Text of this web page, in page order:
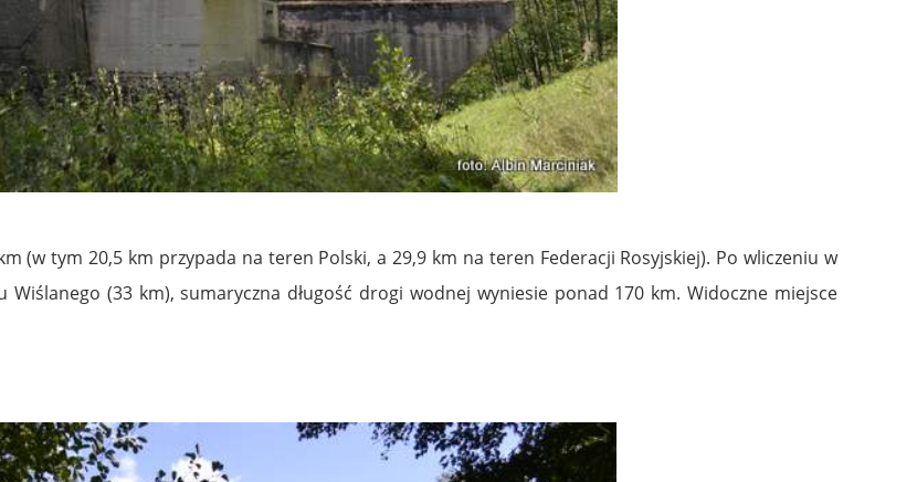
(w tym 20,5 km przypada na teren Polski, a 29,9 km na teren Federacji Rosyjskiej). Po wliczeniu w
Wiślanego (33 km), sumaryczna długość drogi wodnej wyniesie ponad 170 km. Widoczne miejsce